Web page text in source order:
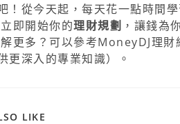
！從今天起，每天花一點時間
即開始你的理財規劃 ，讓錢為
更多？可以參考MoneyDJ理財
更深入的專業知識）。
LIKE